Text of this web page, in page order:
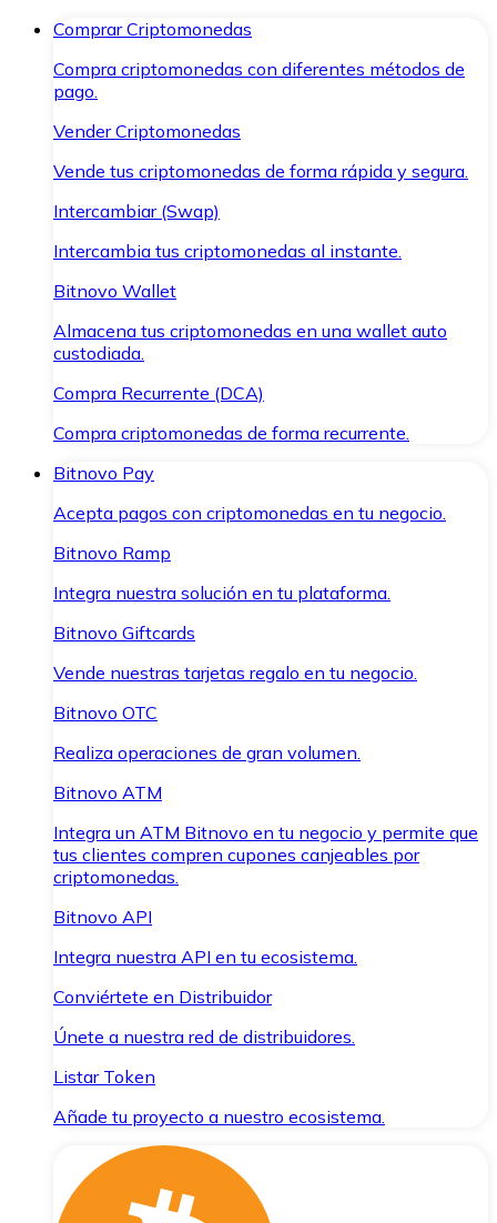
Comprar Criptomonedas
Compra criptomonedas con diferentes métodos de
pago.
Vender Criptomonedas
Vende tus criptomonedas de forma rápida y segura.
Intercambiar (Swap)
Intercambia tus criptomonedas al instante.
Bitnovo Wallet
Almacena tus criptomonedas en una wallet auto
custodiada.
Compra Recurrente (DCA)
Compra criptomonedas de forma recurrente.
Bitnovo Pay
Acepta pagos con criptomonedas en tu negocio.
Bitnovo Ramp
Integra nuestra solución en tu plataforma.
Bitnovo Giftcards
Vende nuestras tarjetas regalo en tu negocio.
Bitnovo OTC
Realiza operaciones de gran volumen.
Bitnovo ATM
Integra un ATM Bitnovo en tu negocio y permite que
tus clientes compren cupones canjeables por
criptomonedas.
Bitnovo API
Integra nuestra API en tu ecosistema.
Conviértete en Distribuidor
Únete a nuestra red de distribuidores.
Listar Token
Añade tu proyecto a nuestro ecosistema.